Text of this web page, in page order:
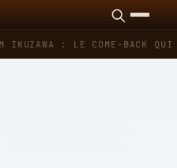
IKUZAWA : LE COME-BACK QUI